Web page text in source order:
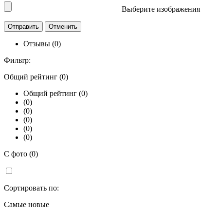
Выберите изображения
Отзывы (0)
Фильтр:
Общий рейтинг (0)
Общий рейтинг (0)
(0)
(0)
(0)
(0)
(0)
С фото (0)
Сортировать по:
Самые новые